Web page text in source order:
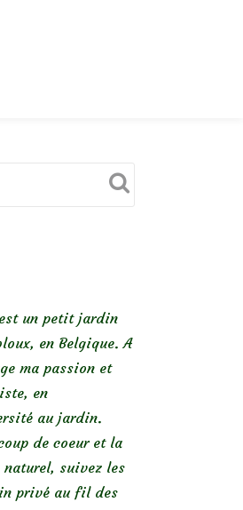
un petit jardin
en Belgique. A
ma passion et
en
au jardin.
de coeur et la
suivez les
privé au fil des